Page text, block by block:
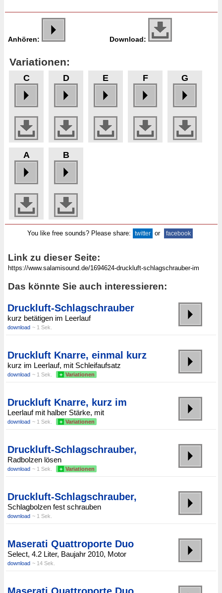
Anhören: Download:
Variationen:
C D E F G
A B
You like free sounds? Please share: twitter or facebook
Link zu dieser Seite:
Das könnte Sie auch interessieren:
Druckluft-Schlagschrauber
kurz betätigen im Leerlauf
download ~ 1 Sek.
Druckluft Knarre, einmal kurz
kurz im Leerlauf, mit Schleifaufsatz
download ~ 1 Sek. + Variationen
Druckluft Knarre, kurz im
Leerlauf mit halber Stärke, mit
download ~ 1 Sek. + Variationen
Druckluft-Schlagschrauber,
Radbolzen lösen
download ~ 1 Sek. + Variationen
Druckluft-Schlagschrauber,
Schlagbolzen fest schrauben
download ~ 1 Sek.
Maserati Quattroporte Duo
Select, 4.2 Liter, Baujahr 2010, Motor
download ~ 14 Sek.
Maserati Quattroporte Duo